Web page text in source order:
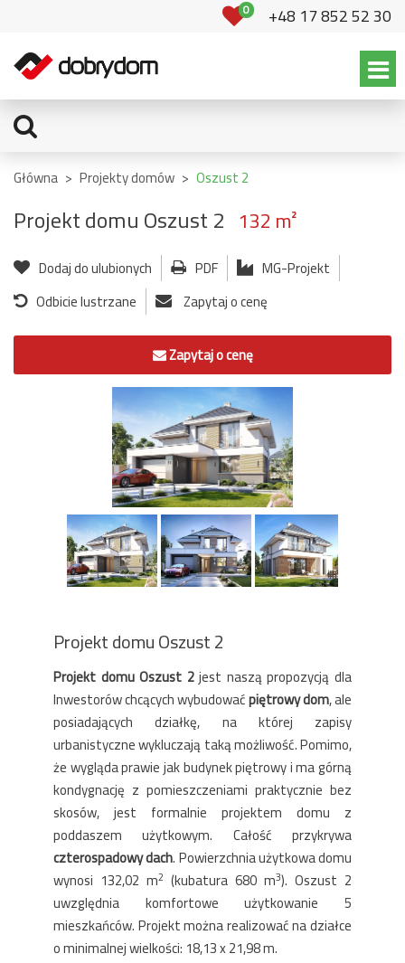
0 +48 17 852 52 30
Główna > Projekty domów > Oszust 2
Projekt domu Oszust 2 132 m²
Dodaj do ulubionych PDF
MG-Projekt
Odbicie lustrzane
Zapytaj o cenę
Zapytaj o cenę
Projekt domu Oszust 2
Projekt domu Oszust 2jest naszą propozycją dla
Inwestorów chcących wybudowaćpiętrowy dom, ale
posiadających działkę, na której zapisy
urbanistyczne wykluczają taką możliwość. Pomimo,
że wygląda prawie jak budynek piętrowy i ma górną
kondygnację z pomieszczeniami praktycznie bez
skosów, jest formalnie projektem domu z
poddaszem użytkowym. Całość przykrywa
czterospadowy dach. Powierzchnia użytkowa domu
wynosi 132,02 m2 (kubatura 680 m3). Oszust 2
uwzględnia komfortowe użytkowanie 5
mieszkańców. Projekt można realizować na działce
o minimalnej wielkości: 18,13 x 21,98 m.